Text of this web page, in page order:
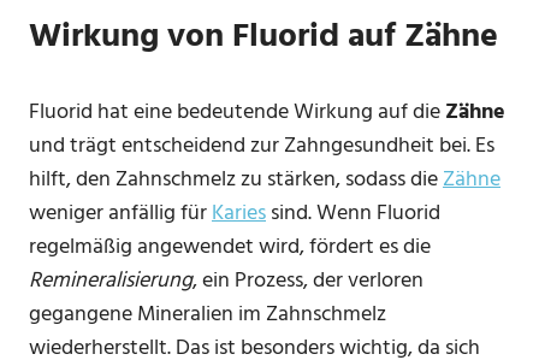
Wirkung von Fluorid auf Zähne
Fluorid hat eine bedeutende Wirkung auf dieZähne
und trägt entscheidend zur Zahngesundheit bei. Es
hilft, den Zahnschmelz zu stärken, sodass dieZähne
weniger anfällig fürKariessind. Wenn Fluorid
regelmäßig angewendet wird, fördert es die
Remineralisierung, ein Prozess, der verloren
gegangene Mineralien im Zahnschmelz
wiederherstellt. Das ist besonders wichtig, da sich